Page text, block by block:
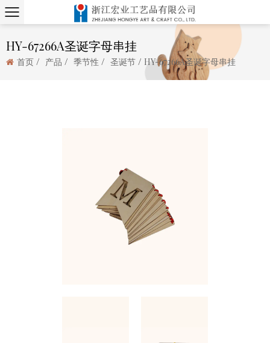
HY-67266A圣诞字母串挂
首页 / 产品 / 季节性 / 圣诞节 / HY-67266A圣诞字母串挂